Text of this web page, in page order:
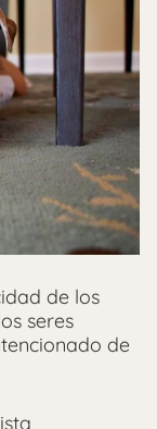
de los
seres
de